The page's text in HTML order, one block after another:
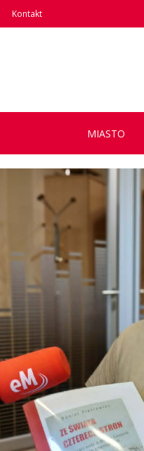
Kontakt
MIASTO